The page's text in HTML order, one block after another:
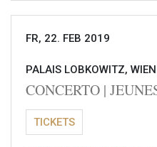
FR, 22. FEB 2019
PALAIS LOBKOWITZ,
CONCERTO |
TICKETS